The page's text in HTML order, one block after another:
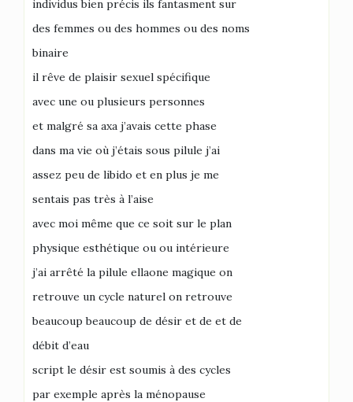
individus bien précis ils fantasment sur
des femmes ou des hommes ou des noms
binaire
il rêve de plaisir sexuel spécifique
avec une ou plusieurs personnes
et malgré sa axa j’avais cette phase
dans ma vie où j’étais sous pilule j’ai
assez peu de libido et en plus je me
sentais pas très à l’aise
avec moi même que ce soit sur le plan
physique esthétique ou ou intérieure
j’ai arrêté la pilule ellaone magique on
retrouve un cycle naturel on retrouve
beaucoup beaucoup de désir et de et de
débit d’eau
script le désir est soumis à des cycles
par exemple après la ménopause